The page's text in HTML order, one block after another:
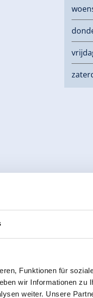
Funktionen für
wir Informationen zu
weiter. Unsere